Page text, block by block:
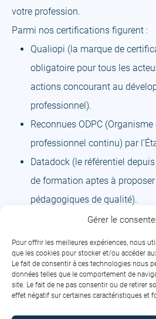
Gérer le
Pour offrir les meilleures expériences, nous
que les cookies pour stocker et/ou accéder
Le fait de consentir à ces technologies nous
données telles que le comportement de
site. Le fait de ne pas consentir ou de retirer
effet négatif sur certaines caractéristiques et
votre profession.
Parmi nos certifications figurent :
Qualiopi (la marque de
obligatoire pour tous les
actions concourant au
professionnel).
Reconnues ODPC
professionnel continu) par
Datadock (le référentiel
de formation aptes à
pédagogiques de qualité).
N’hésitez pas à nous contacter
personnalisé et découvrir notre
soins infirmiers.
haut